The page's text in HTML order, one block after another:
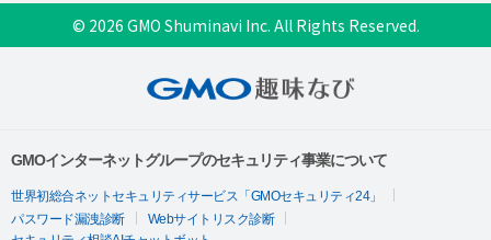
© 2026 GMO Shuminavi Inc. All Rights Reserved.